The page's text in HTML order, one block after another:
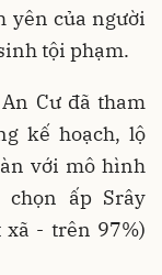
yên của người
tội phạm.
Cư đã tham
kế hoạch, lộ
với mô hình
chọn ấp Srây
xã - trên 97%)